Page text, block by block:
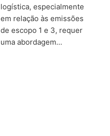
logística, especialmente
em relação às emissões
de escopo 1 e 3, requer
uma abordagem…